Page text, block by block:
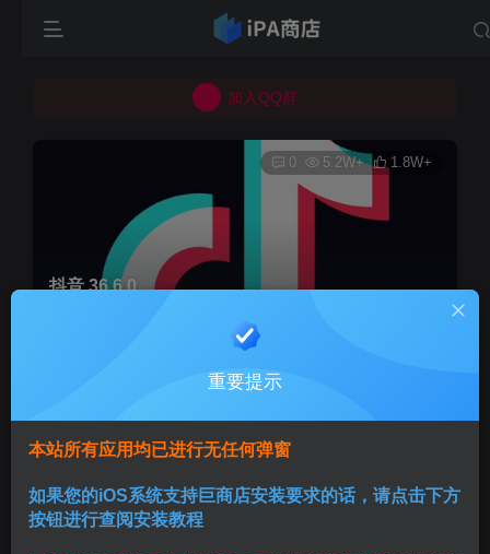
所有上传的应用 均已通过 严格的安全检测
加入QQ群
抖音 36.6.0
0 5.2W+ 1.8W+
DYYY++，更新最新插件，首页双指长按开启菜单，
重要提示
本站所有应用均已进行无任何弹窗
如果您的iOS系统支持巨商店安装要求的话，请点击下方
按钮进行查阅安装教程